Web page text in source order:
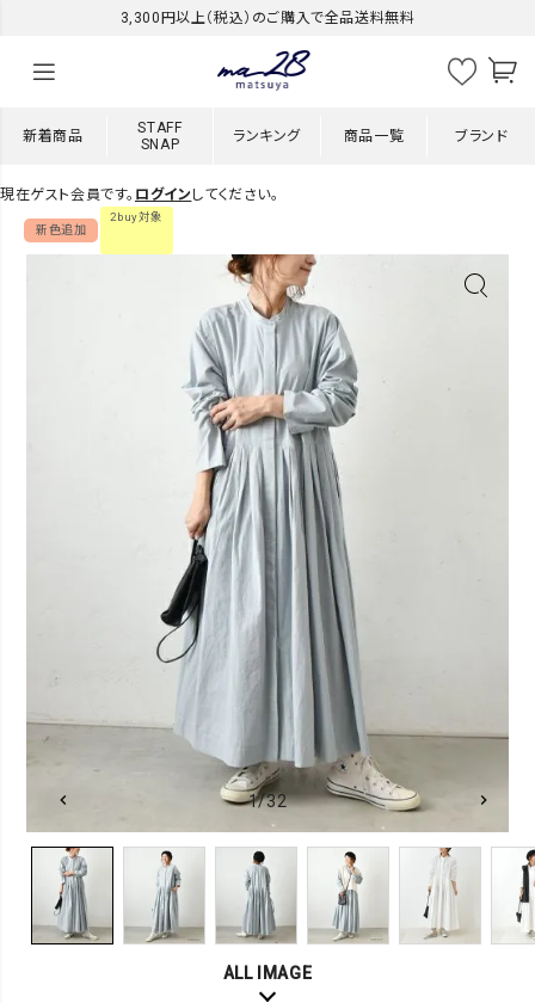
3,300円以上（税込）のご購入で全品送料無料
新着商品
STAFF
SNAP
ランキング 商品一覧 ブランド
現在ゲスト会員です。 ログインしてください。
新色追加
2buy対象
1/32
ALL IMAGE